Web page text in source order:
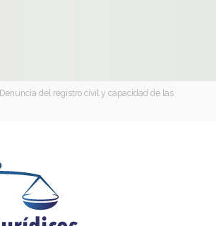
Denuncia del registro civil y capacidad de las